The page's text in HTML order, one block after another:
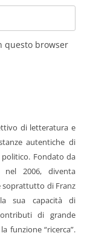
questo browser
di letteratura e
autentiche di
Fondato da
nel 2006, diventa
soprattutto di Franz
sua capacità di
di grande
funzione “ricerca”.